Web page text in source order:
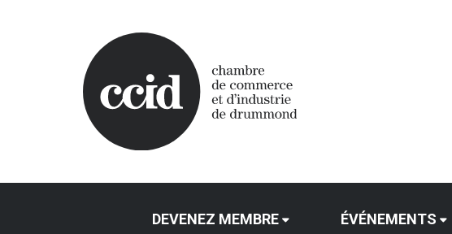
DEVENEZ MEMBRE ÉVÉNEMENTS